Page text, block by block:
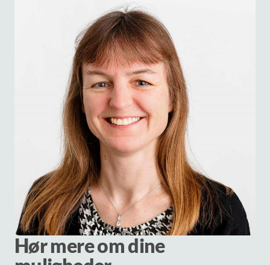
Hør mere om dine